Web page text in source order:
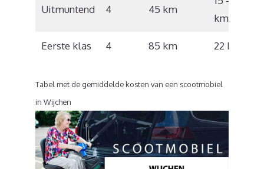
Uitmuntend 4 45 km
km/u
Eerste klas 4 85 km 22 km/u
Tabel met de gemiddelde kosten van een scootmobiel
in Wijchen